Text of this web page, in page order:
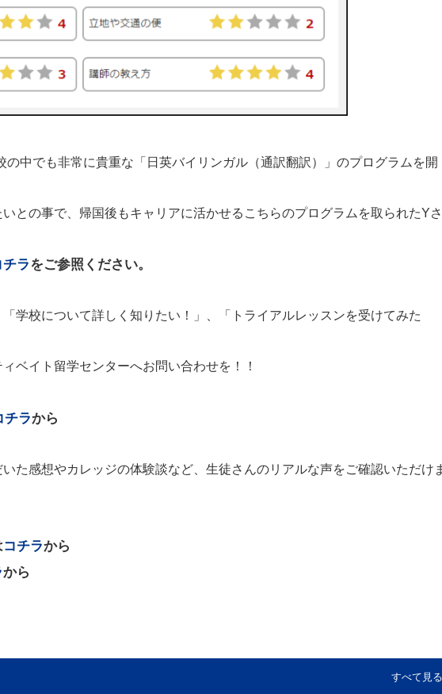
の中でも非常に貴重な「日英バイリンガル（通訳翻訳）」のプログラムを開
との事で、帰国後もキャリアに活かせるこちらのプログラムを取られたYさ
チラをご参照ください。
「学校について詳しく知りたい！」、「トライアルレッスンを受けてみた
ベイト留学センターへお問い合わせを！！
チラから
た感想やカレッジの体験談など、生徒さんのリアルな声をご確認いただけ
コチラから
から
すべて見る